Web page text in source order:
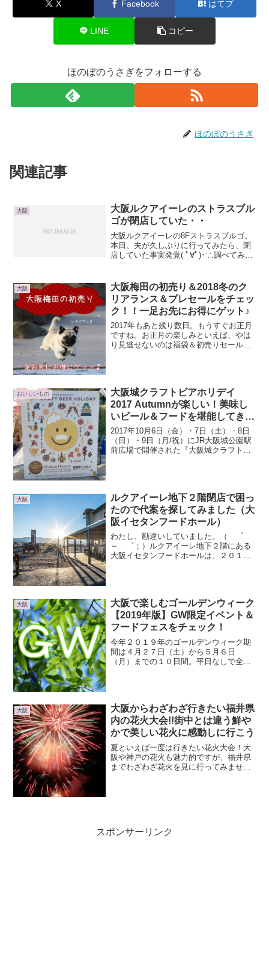
X Facebook はてブ
LINE コピー
ほのぼのうさぎをフォローする
ほのぼのうさぎ
関連記事
大阪
大阪ルクアイーレのストラスブル
ゴが閉店していた・・
大阪ルクアイーレの8Fストラスブルゴ。
本日、夫が久しぶりに行ってみたら、閉
店していた事実発覚( ﾟ∀ﾟ)･∵.調べてみる
トリーのブログうそん～～～～・°・(ノД
｀...
大阪
大阪梅田の初売り＆2018冬のク
リアランス＆プレセールをチェッ
ク！！一足お先にお得にゲット♪
2017年もあと残り数日。もうすぐお正月
ですね。お正月の楽しみといえば、やは
り見逃せないのは福袋＆初売りセール
おいしいもの
大阪城クラフトビアホリデイ
2017 Autumnが楽しい！美味し
いビール＆フードを堪能してきま
した
2017年10月6日（金）・7日（土）・8日
（日）・9日（月/祝）にJR大阪城公園駅
前広場で開催された『大阪城クラフトビ
大阪
ルクアイーレ地下２階閉店で困っ
たので代案を探してみました（大
阪イセタンフードホール）
わたし、勘違いしていました。（ ゜
～ ゜；）ルクアイーレ地下２階にある
大阪イセタンフードホールは、２０１７
大阪
大阪で楽しむゴールデンウィーク
【2019年版】GW限定イベント＆
フードフェスをチェック！
今年２０１９年のゴールデンウィーク期
間は４月２７日（土）から５月６日
（月）までの１０日間。平日なしで全部
大阪
大阪からわざわざ行きたい福井県
内の花火大会!!街中とは違う鮮や
かで美しい花火に感動しに行こう
夏といえば一度は行きたい花火大会！大
阪や神戸の花火も魅力的ですが、福井県
までわざわざ花火を見に行ってみません
スポンサーリンク